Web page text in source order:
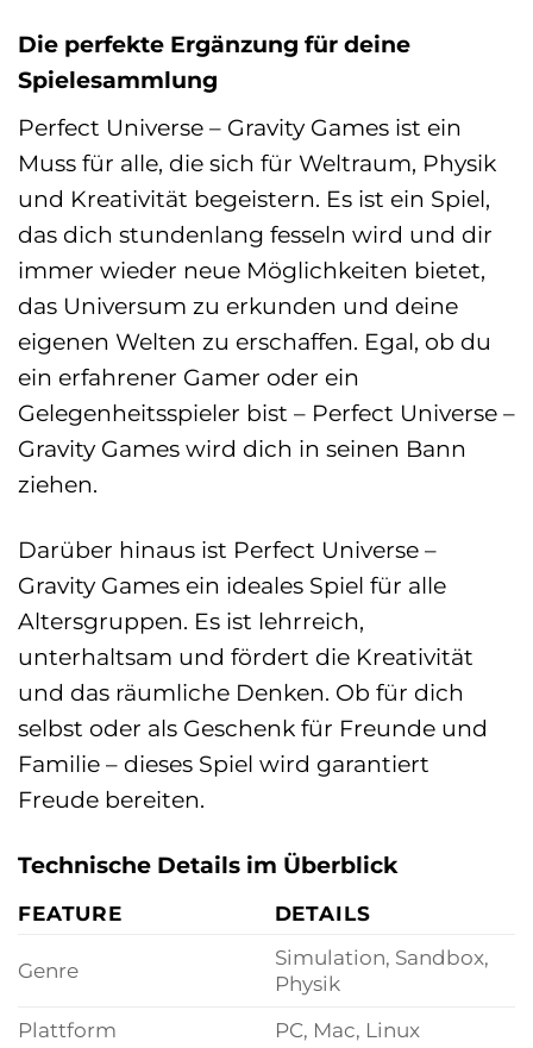
Die perfekte Ergänzung für deine
Spielesammlung
Perfect Universe – Gravity Games ist ein
Muss für alle, die sich für Weltraum, Physik
und Kreativität begeistern. Es ist ein Spiel,
das dich stundenlang fesseln wird und dir
immer wieder neue Möglichkeiten bietet,
das Universum zu erkunden und deine
eigenen Welten zu erschaffen. Egal, ob du
ein erfahrener Gamer oder ein
Gelegenheitsspieler bist – Perfect Universe –
Gravity Games wird dich in seinen Bann
ziehen.
Darüber hinaus ist Perfect Universe –
Gravity Games ein ideales Spiel für alle
Altersgruppen. Es ist lehrreich,
unterhaltsam und fördert die Kreativität
und das räumliche Denken. Ob für dich
selbst oder als Geschenk für Freunde und
Familie – dieses Spiel wird garantiert
Freude bereiten.
Technische Details im Überblick
FEATURE DETAILS
Genre
Simulation, Sandbox,
Physik
Plattform
PC, Mac, Linux